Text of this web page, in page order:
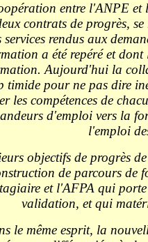
entre l'ANPE et
contrats de progrès,
services rendus aux
a été repéré et
Aujourd'hui la
timide pour ne pas dire
les compétences de
d'emploi vers la
l'emploi
objectifs de progrès
de parcours de
et l'AFPA qui
validation, et qui
le même esprit, la